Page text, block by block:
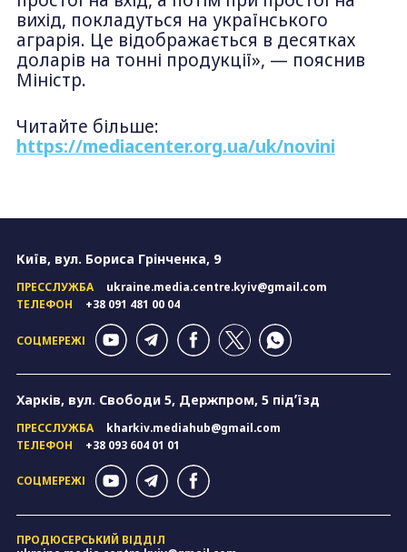
вихід, покладуться на українського
аграрія. Це відображається в десятках
доларів на тонні продукції», — пояснив
Міністр.
Читайте більше:
https://mediacenter.org.ua/uk/novini
Київ, вул. Бориса Грінченка, 9
ПРЕССЛУЖБА
ukraine.media.centre.kyiv@gmail.com
ТЕЛЕФОН
+38 091 481 00 04
СОЦМЕРЕЖІ
Харків, вул. Свободи 5, Держпром, 5 підʼїзд
ПРЕССЛУЖБА
kharkiv.mediahub@gmail.com
ТЕЛЕФОН
+38 093 604 01 01
СОЦМЕРЕЖІ
ПРОДЮСЕРСЬКИЙ ВІДДІЛ